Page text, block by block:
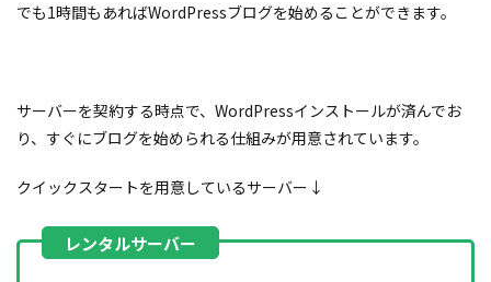
でも1時間もあればWordPressブログを始めることができます。
サーバーを契約する時点で、WordPressインストールが済んでお
り、すぐにブログを始められる仕組みが用意されています。
クイックスタートを用意しているサーバー↓